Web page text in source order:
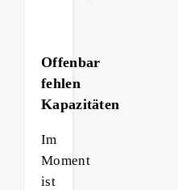
Offenbar
fehlen
Kapazitäten
Im
Moment
ist